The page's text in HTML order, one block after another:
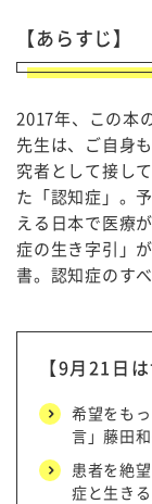
【あらすじ】
2017年、この本
先生は、ご自身
究者として接し
た「認知症」。
える日本で医療
症の生き字引」
書。認知症のす
【9月21日
希望をも
言」藤田
患者を絶
症と生き